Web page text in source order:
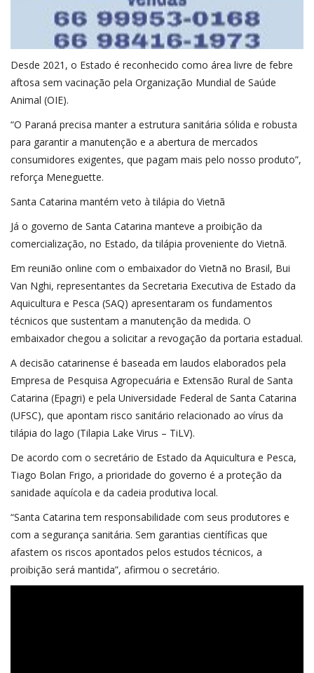
Desde 2021, o Estado é reconhecido como área livre de febre
aftosa sem vacinação pela Organização Mundial de Saúde
Animal (OIE).
“O Paraná precisa manter a estrutura sanitária sólida e robusta
para garantir a manutenção e a abertura de mercados
consumidores exigentes, que pagam mais pelo nosso produto”,
reforça Meneguette.
Santa Catarina mantém veto à tilápia do Vietnã
Já o governo de Santa Catarina manteve a proibição da
comercialização, no Estado, da tilápia proveniente do Vietnã.
Em reunião online com o embaixador do Vietnã no Brasil, Bui
Van Nghi, representantes da Secretaria Executiva de Estado da
Aquicultura e Pesca (SAQ) apresentaram os fundamentos
técnicos que sustentam a manutenção da medida. O
embaixador chegou a solicitar a revogação da portaria estadual.
A decisão catarinense é baseada em laudos elaborados pela
Empresa de Pesquisa Agropecuária e Extensão Rural de Santa
Catarina (Epagri) e pela Universidade Federal de Santa Catarina
(UFSC), que apontam risco sanitário relacionado ao vírus da
tilápia do lago (Tilapia Lake Virus – TiLV).
De acordo com o secretário de Estado da Aquicultura e Pesca,
Tiago Bolan Frigo, a prioridade do governo é a proteção da
sanidade aquícola e da cadeia produtiva local.
“Santa Catarina tem responsabilidade com seus produtores e
com a segurança sanitária. Sem garantias científicas que
afastem os riscos apontados pelos estudos técnicos, a
proibição será mantida”, afirmou o secretário.